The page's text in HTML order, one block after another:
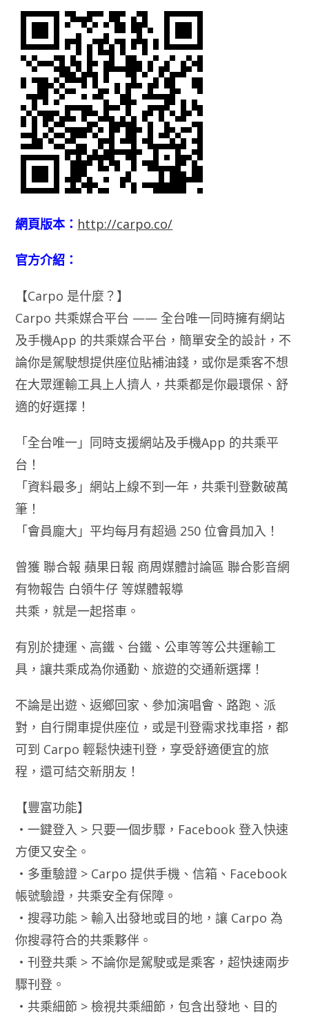
網頁版本： http://carpo.co/
官方介紹：
【Carpo 是什麼？】
Carpo 共乘媒合平台 —— 全台唯一同時擁有網站
及手機App 的共乘媒合平台，簡單安全的設計，不
論你是駕駛想提供座位貼補油錢，或你是乘客不想
在大眾運輸工具上人擠人，共乘都是你最環保、舒
適的好選擇！
「全台唯一」同時支援網站及手機App 的共乘平
台！
「資料最多」網站上線不到一年，共乘刊登數破萬
筆！
「會員龐大」平均每月有超過 250 位會員加入！
曾獲 聯合報 蘋果日報 商周媒體討論區 聯合影音網
有物報告 白領牛仔 等媒體報導
共乘，就是一起搭車。
有別於捷運、高鐵、台鐵、公車等等公共運輸工
具，讓共乘成為你通勤、旅遊的交通新選擇！
不論是出遊、返鄉回家、參加演唱會、路跑、派
對，自行開車提供座位，或是刊登需求找車搭，都
可到 Carpo 輕鬆快速刊登，享受舒適便宜的旅
程，還可結交新朋友！
【豐富功能】
・一鍵登入 > 只要一個步驟，Facebook 登入快速
方便又安全。
・多重驗證 > Carpo 提供手機、信箱、Facebook
帳號驗證，共乘安全有保障。
・搜尋功能 > 輸入出發地或目的地，讓 Carpo 為
你搜尋符合的共乘夥伴。
・刊登共乘 > 不論你是駕駛或是乘客，超快速兩步
驟刊登。
・共乘細節 > 檢視共乘細節，包含出發地、目的